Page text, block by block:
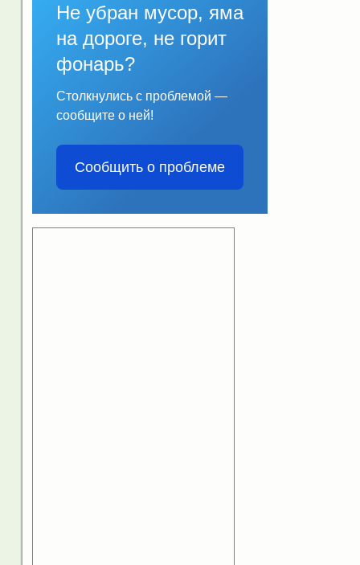
Не убран мусор, яма
на дороге, не горит
фонарь?
Столкнулись с проблемой —
сообщите о ней!
Сообщить о проблеме